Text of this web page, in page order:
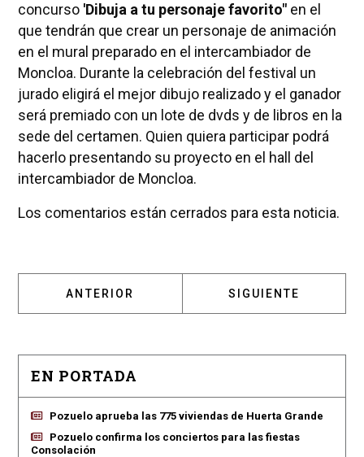
concurso 'Dibuja a tu personaje favorito"en el
que tendrán que crear un personaje de animación
en el mural preparado en el intercambiador de
Moncloa. Durante la celebración del festival un
jurado eligirá el mejor dibujo realizado y el ganador
será premiado con un lote de dvds y de libros en la
sede del certamen. Quien quiera participar podrá
hacerlo presentando su proyecto en el hall del
intercambiador de Moncloa.
Los comentarios están cerrados para esta noticia.
ARTÍCULO ANTERIOR: EL GRUPO 'LOVE OF
ANTERIOR ARTÍCULO
SIGUIENTE
EN PORTADA
Pozuelo aprueba las 775 viviendas de Huerta Grande
Pozuelo confirma los conciertos para las fiestas
Consolación